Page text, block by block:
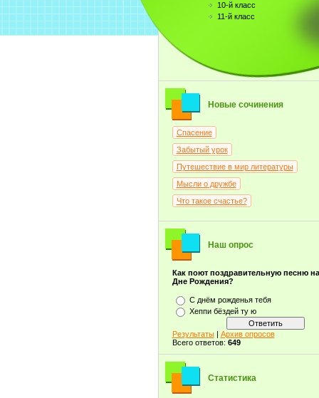
10-й класс
11-й класс
Новые сочинения
Спасение
Забытый урок
Путешествие в мир литературы
Мысли о дружбе
Что такое счастье?
Наш опрос
Как поют поздравительную песню
Дне Рождения?
С днём рожденья тебя
Хеппи бёздей ту ю
Результаты| Архив опросов
Всего ответов: 649
Статистика